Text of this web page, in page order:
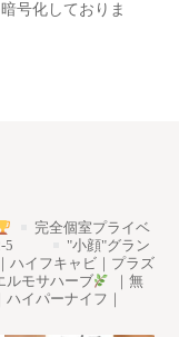
号化しておりま
完全個室プライベ
5
"小顔"グラン
ハイフキャビ｜プラズ
ルモサハーブ
｜無
イパーナイフ｜